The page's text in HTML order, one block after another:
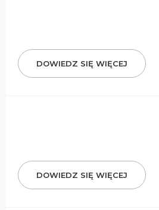
DOWIEDZ SIĘ WIĘCEJ
DOWIEDZ SIĘ WIĘCEJ